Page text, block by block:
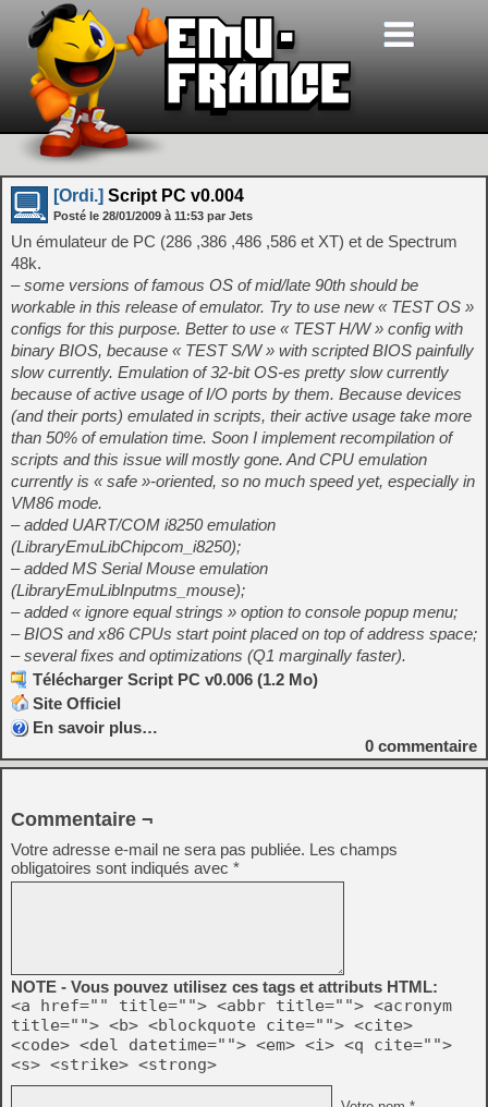
[Ordi.] Script PC v0.004
Posté le 28/01/2009 à 11:53 par Jets
Un émulateur de PC (286 ,386 ,486 ,586 et XT) et de Spectrum
48k.
– some versions of famous OS of mid/late 90th should be
workable in this release of emulator. Try to use new « TEST OS »
configs for this purpose. Better to use « TEST H/W » config with
binary BIOS, because « TEST S/W » with scripted BIOS painfully
slow currently. Emulation of 32-bit OS-es pretty slow currently
because of active usage of I/O ports by them. Because devices
(and their ports) emulated in scripts, their active usage take more
than 50% of emulation time. Soon I implement recompilation of
scripts and this issue will mostly gone. And CPU emulation
currently is « safe »-oriented, so no much speed yet, especially in
VM86 mode.
– added UART/COM i8250 emulation
(LibraryEmuLibChipcom_i8250);
– added MS Serial Mouse emulation
(LibraryEmuLibInputms_mouse);
– added « ignore equal strings » option to console popup menu;
– BIOS and x86 CPUs start point placed on top of address space;
– several fixes and optimizations (Q1 marginally faster).
Télécharger Script PC v0.006 (1.2 Mo)
Site Officiel
En savoir plus…
0 commentaire
Commentaire ¬
Votre adresse e-mail ne sera pas publiée. Les champs
obligatoires sont indiqués avec *
NOTE - Vous pouvez utilisez ces tags et attributs HTML:
<a href="" title=""> <abbr title=""> <acronym
title=""> <b> <blockquote cite=""> <cite>
<code> <del datetime=""> <em> <i> <q cite="">
<s> <strike> <strong>